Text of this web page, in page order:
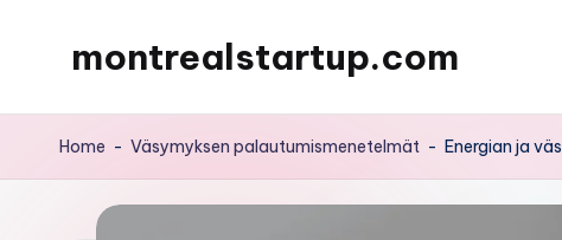
montrealstartup.com
Home - Väsymyksen palautumismenetelmät - Energian ja